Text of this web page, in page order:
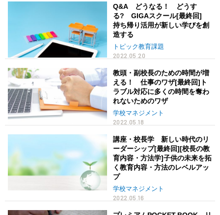
Q&A どうなる！ どうす
る? GIGAスクール[最終回]
持ち帰り活用が新しい学びを創
造する
トピック教育課題
2022.05.20
教頭・副校長のための時間が増
える！ 仕事のワザ[最終回]ト
ラブル対応に多くの時間を奪わ
れないためのワザ
学校マネジメント
2022.05.18
講座・校長学 新しい時代のリ
ーダーシップ[最終回][校長の教
育内容・方法学]子供の未来を拓
く教育内容・方法のレベルアッ
プ
学校マネジメント
2022.05.16